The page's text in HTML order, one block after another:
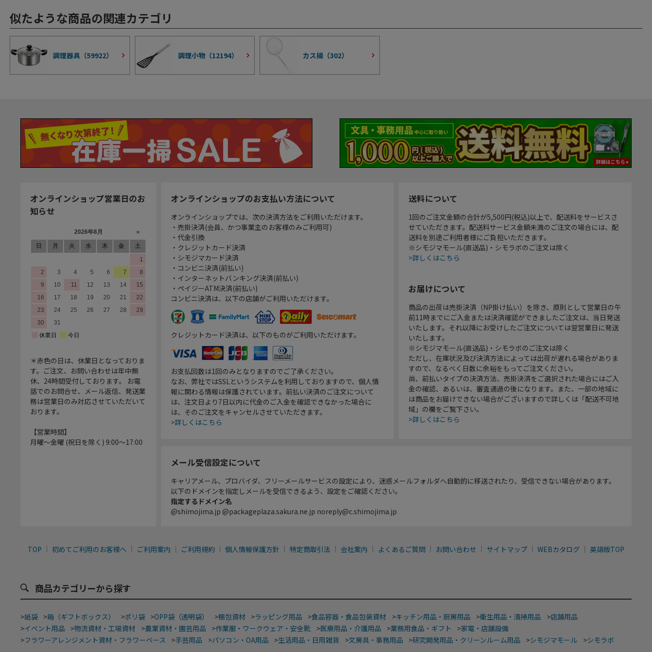
似たような商品の関連カテゴリ
調理器具（59922） 調理小物（12194） カス揚（302）
オンラインショップ営業日のお
知らせ
＊赤色の日は、休業日となっておりま
す。ご注文、お問い合わせは年中無
休、24時間受付しております。 お電
話でのお問合せ、メール返信、発送業
務は営業日のみ対応させていただいて
おります。
【営業時間】
月曜～金曜 (祝日を除く) 9:00～17:00
オンラインショップのお支払い方法について
オンラインショップでは、次の決済方法をご利用いただけます。
・売掛決済(会員、かつ事業主のお客様のみご利用可)
・代金引換
・クレジットカード決済
・シモジマカード決済
・コンビニ決済(前払い)
・インターネットバンキング決済(前払い)
・ペイジーATM決済(前払い)
コンビニ決済は、以下の店舗がご利用いただけます。
クレジットカード決済は、以下のものがご利用いただけます。
お支払回数は1回のみとなりますのでご了承ください。
なお、弊社ではSSLというシステムを利用しておりますので、個人情
報に関わる情報は保護されています。前払い決済のご注文について
は、注文日より7日以内に代金のご入金を確認できなかった場合に
は、そのご注文をキャンセルさせていただきます。
>詳しくはこちら
送料について
1回のご注文金額の合計が5,500円(税込)以上で、配送料をサービスさ
せていただきます。配送料サービス金額未満のご注文の場合には、配
送料を別途ご利用者様にご負担いただきます。
※シモジマモール(直送品)・シモラボのご注文は除く
>詳しくはこちら
お届けについて
商品の出荷は売掛決済（NP掛け払い）を除き、原則として営業日の午
前11時までにご入金または決済確認ができましたご注文は、当日発送
いたします。それ以降にお受けしたご注文については翌営業日に発送
いたします。
※シモジマモール(直送品)・シモラボのご注文は除く
ただし、在庫状況及び決済方法によっては出荷が遅れる場合がありま
すので、なるべく日数に余裕をもってご注文ください。
尚、前払いタイプの決済方法、売掛決済をご選択された場合にはご入
金の確認、あるいは、審査通過の後になります。また、一部の地域に
は商品をお届けできない場合がございますので詳しくは「配送不可地
域」の欄をご覧下さい。
>詳しくはこちら
メール受信設定について
キャリアメール、プロバイダ、フリーメールサービスの設定により、迷惑メールフォルダへ自動的に移送されたり、受信できない場合があります。
以下のドメインを指定しメールを受信できるよう、設定をご確認ください。
指定するドメイン名
@shimojima.jp @packageplaza.sakura.ne.jp noreply@c.shimojima.jp
TOP 初めてご利用のお客様へ ご利用案内 ご利用規約 個人情報保護方針 特定商取引法 会社案内 よくあるご質問 お問い合わせ サイトマップ WEBカタログ 英語版TOP
商品カテゴリーから探す
>紙袋 >箱（ギフトボックス） >ポリ袋 >OPP袋（透明袋） >梱包資材 >ラッピング用品 >食品容器・食品包装資材 >キッチン用品・厨房用品 >衛生用品・清掃用品 >店舗用品
>イベント用品 >物流資材・工場資材 >農業資材・園芸用品 >作業服・ワークウェア・安全靴 >医療用品・介護用品 >業務用食品・ギフト >家電・店舗設備
>フラワーアレンジメント資材・フラワーベース >手芸用品 >パソコン・OA用品 >生活用品・日用雑貨 >文房具・事務用品 >研究開発用品・クリーンルーム用品 >シモジマモール >シモラボ